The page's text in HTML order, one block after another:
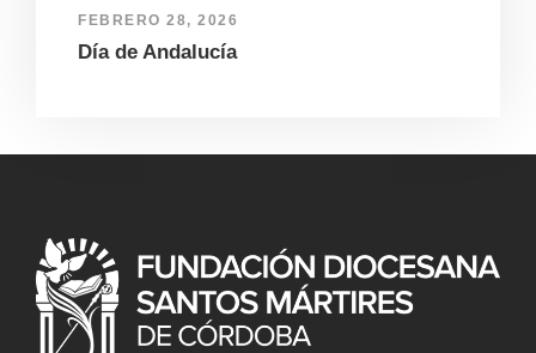
FEBRERO 28, 2026
Día de Andalucía